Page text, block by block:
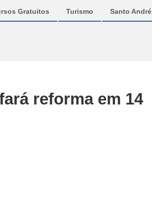
Gratuitos Turismo Santo André
reforma em 14